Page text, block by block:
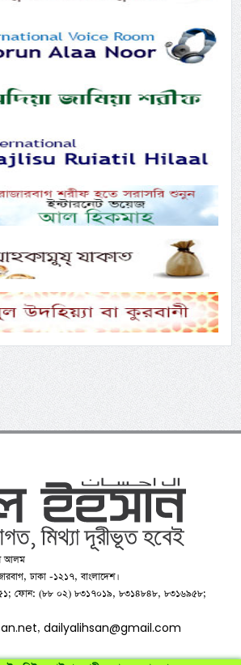
আলম
ঢাকা -১২১৭, বাংলাদেশ।
ফোন: (৮৮ ০২) ৮৩১৭০১৯, ৮৩১৪৮৪৮, ৮৩১৬৯৫৮;
,dailyalihsan@gmail.com